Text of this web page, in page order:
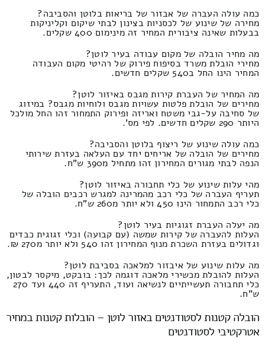
כמה עולה העברה של אבזור של בריאות בלוטן והסביבה?
מחירה של שינוע של לכסניות בצינון לבתי שיקום וקליניקות
בבעלות שאינה ציבורית המחיר זה מינימום 400 שקלים.
מה מחיר הובלה של מקום עבודה בעיר לוטן?
מחירי הובלת משרד בסיפוח פירוק של רהיטי מקום העבודה
המחיר הינו החל ב540 שקלים חדשים.
מה המחיר של העברת קירות מגבס באיזור לוטן?
מחירים של הובלת פלטות עשויות מגבס ולוחיות מגבס? במיזוג
של סחיבה על-גבי משטח ואריזה ופירוק התמחור זהו החל מולכל
היותר 290 שקלים חדשים. לפי מס'.
כמה עולה שינוע של ריצוף בלוטן והסביבה?
מחירים של הובלה של אריחים יחד עם העלאה בעזרת שירותי
הנפה לבתי מגורים המחירון זהו מתחיל מ390 ש"ח.
מהי עלות שינוע של כלי תחבורה באיזור לוטן?
תעריף העברה של כלי רכב מהמרינה למגרש רכבים הובלה של
כלי רכב התמחור הינו 450 ולא יותר מ260 ש"ח.
מה יעלה העברת זגוגיות בעיר לוטן?
העלות להעברה של קירות שמשה (עם קבועה) וכלי זגוגית כבדים
וגדולים בעזרת השכרת מנוף המחירון זהו 540 ולא יותר מ270 ₪.
מה עלות שינוע של איבזור למלאכה בסביבת לוטן?
העלות להובלת מכשירי מלאכה דוגמה לכך: בובקט, מיקסר לבטון,
כלי תחבורה תעשייתיים לנשיאה ועוד, התעריף זה 440 ועד 270
ש"ח.
הובלה קטנות לסטודנטים באזור לוטן – הובלות קטנות במחיר
אטרקטיבי לסטודנטים